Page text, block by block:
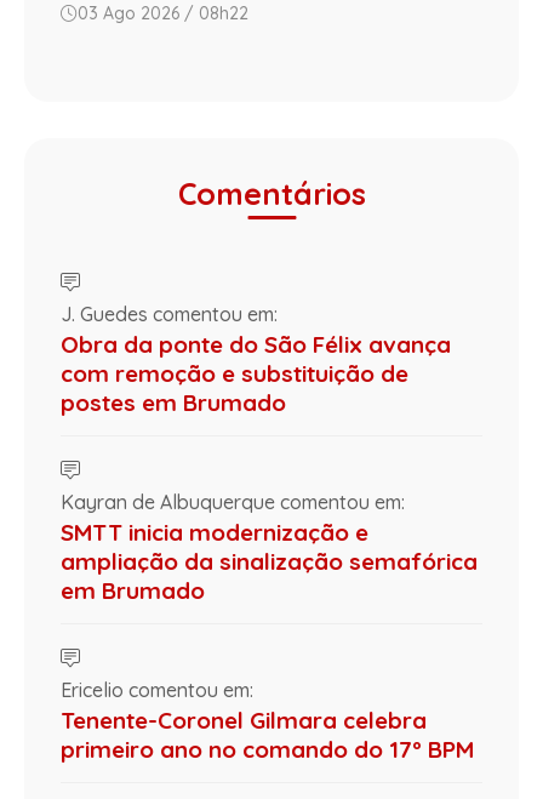
03 Ago 2026 / 08h22
Comentários
J. Guedes comentou em:
Obra da ponte do São Félix avança
com remoção e substituição de
postes em Brumado
Kayran de Albuquerque comentou em:
SMTT inicia modernização e
ampliação da sinalização semafórica
em Brumado
Ericelio comentou em:
Tenente-Coronel Gilmara celebra
primeiro ano no comando do 17º BPM